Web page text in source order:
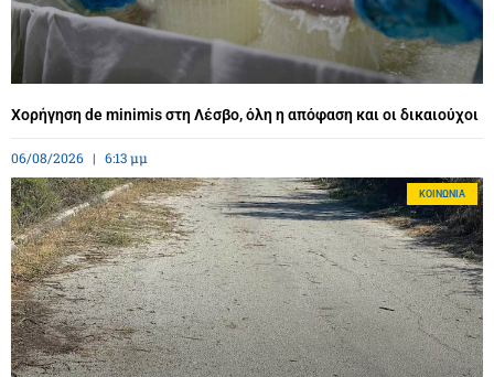
Χορήγηση de minimis στη Λέσβο, όλη η απόφαση και οι δικαιούχοι
06/08/2026 6:13 μμ
ΚΟΙΝΩΝΊΑ